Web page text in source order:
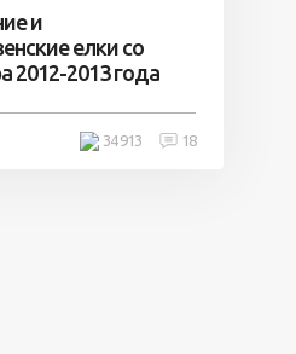
и
елки со
2012-2013 года
18
34 913